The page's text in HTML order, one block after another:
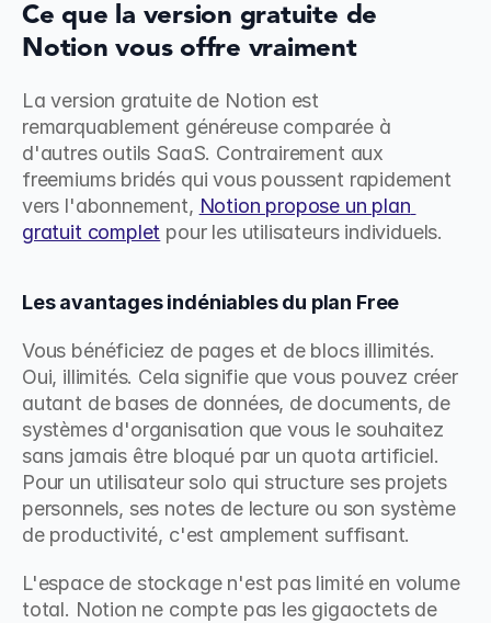
Ce que la version gratuite de
Notion vous offre vraiment
La version gratuite de Notion est
remarquablement généreuse comparée à
d'autres outils SaaS. Contrairement aux
freemiums bridés qui vous poussent rapidement
vers l'abonnement, Notion propose un plan
gratuit complet pour les utilisateurs individuels.
Les avantages indéniables du plan Free
Vous bénéficiez de pages et de blocs illimités.
Oui, illimités. Cela signifie que vous pouvez créer
autant de bases de données, de documents, de
systèmes d'organisation que vous le souhaitez
sans jamais être bloqué par un quota artificiel.
Pour un utilisateur solo qui structure ses projets
personnels, ses notes de lecture ou son système
de productivité, c'est amplement suffisant.
L'espace de stockage n'est pas limité en volume
total. Notion ne compte pas les gigaoctets de